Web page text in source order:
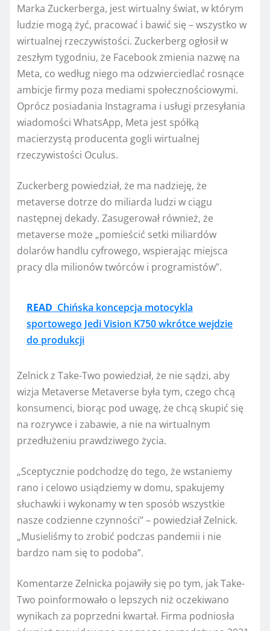
Marka Zuckerberga, jest wirtualny świat, w którym
ludzie mogą żyć, pracować i bawić się – wszystko w
wirtualnej rzeczywistości. Zuckerberg ogłosił w
zeszłym tygodniu, że Facebook zmienia nazwę na
Meta, co według niego ma odzwierciedlać rosnące
ambicje firmy poza mediami społecznościowymi.
Oprócz posiadania Instagrama i usługi przesyłania
wiadomości WhatsApp, Meta jest spółką
macierzystą producenta gogli wirtualnej
rzeczywistości Oculus.
Zuckerberg powiedział, że ma nadzieję, że
metaverse dotrze do miliarda ludzi w ciągu
następnej dekady. Zasugerował również, że
metaverse może „pomieścić setki miliardów
dolarów handlu cyfrowego, wspierając miejsca
pracy dla milionów twórców i programistów”.
READ Chińska koncepcja motocykla
sportowego Jedi Vision K750 wkrótce wejdzie
do produkcji
Zelnick z Take-Two powiedział, że nie sądzi, aby
wizja Metaverse Metaverse była tym, czego chcą
konsumenci, biorąc pod uwagę, że chcą skupić się
na rozrywce i zabawie, a nie na wirtualnym
przedłużeniu prawdziwego życia.
„Sceptycznie podchodzę do tego, że wstaniemy
rano i celowo usiądziemy w domu, spakujemy
słuchawki i wykonamy w ten sposób wszystkie
nasze codzienne czynności” – powiedział Zelnick.
„Musieliśmy to zrobić podczas pandemii i nie
bardzo nam się to podoba”.
Komentarze Zelnicka pojawiły się po tym, jak Take-
Two poinformowało o lepszych niż oczekiwano
wynikach za poprzedni kwartał. Firma podniosła